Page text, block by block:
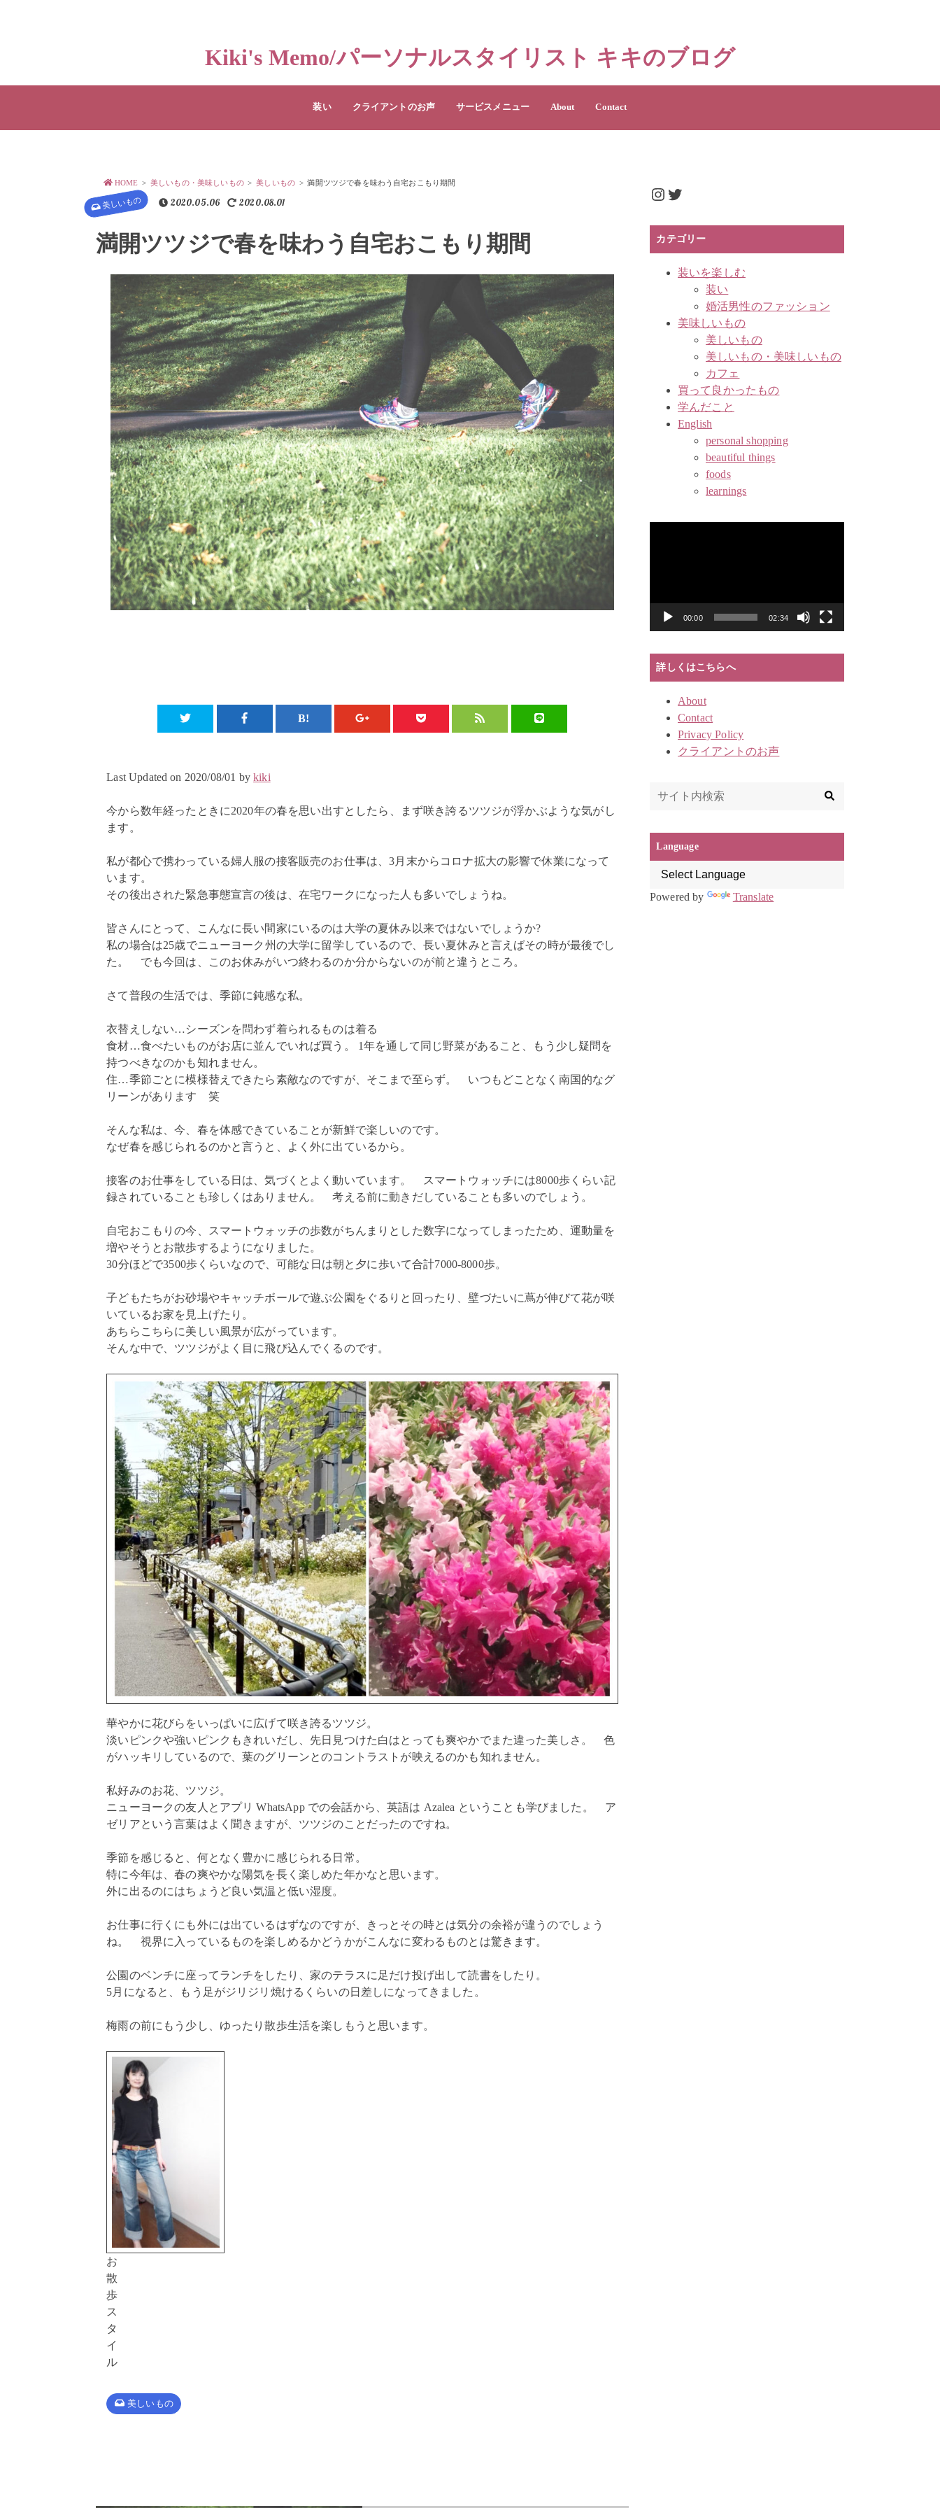
Kiki's Memo/パーソナルスタイリスト キキのブログ
装い クライアントのお声 サービスメニュー About Contact
HOME 美しいもの・美味しいもの 美しいもの 満開ツツジで春を味わう自宅おこもり期間
美しいもの 2020.05.06 2020.08.01
満開ツツジで春を味わう自宅おこもり期間
Last Updated on 2020/08/01 bykiki
今から数年経ったときに2020年の春を思い出すとしたら、まず咲き誇るツツジが浮かぶような気がし
ます。
私が都心で携わっている婦人服の接客販売のお仕事は、3月末からコロナ拡大の影響で休業になって
います。
その後出された緊急事態宣言の後は、在宅ワークになった人も多いでしょうね。
皆さんにとって、こんなに長い間家にいるのは大学の夏休み以来ではないでしょうか?
私の場合は25歳でニューヨーク州の大学に留学しているので、長い夏休みと言えばその時が最後でし
た。 でも今回は、このお休みがいつ終わるのか分からないのが前と違うところ。
さて普段の生活では、季節に鈍感な私。
衣替えしない…シーズンを問わず着られるものは着る
食材…食べたいものがお店に並んでいれば買う。 1年を通して同じ野菜があること、もう少し疑問を
持つべきなのかも知れません。
住…季節ごとに模様替えできたら素敵なのですが、そこまで至らず。 いつもどことなく南国的なグ
リーンがあります 笑
そんな私は、今、春を体感できていることが新鮮で楽しいのです。
なぜ春を感じられるのかと言うと、よく外に出ているから。
接客のお仕事をしている日は、気づくとよく動いています。 スマートウォッチには8000歩くらい記
録されていることも珍しくはありません。 考える前に動きだしていることも多いのでしょう。
自宅おこもりの今、スマートウォッチの歩数がちんまりとした数字になってしまったため、運動量を
増やそうとお散歩するようになりました。
30分ほどで3500歩くらいなので、可能な日は朝と夕に歩いて合計7000-8000歩。
子どもたちがお砂場やキャッチボールで遊ぶ公園をぐるりと回ったり、壁づたいに蔦が伸びて花が咲
いているお家を見上げたり。
あちらこちらに美しい風景が広がっています。
そんな中で、ツツジがよく目に飛び込んでくるのです。
華やかに花びらをいっぱいに広げて咲き誇るツツジ。
淡いピンクや強いピンクもきれいだし、先日見つけた白はとっても爽やかでまた違った美しさ。 色
がハッキリしているので、葉のグリーンとのコントラストが映えるのかも知れません。
私好みのお花、ツツジ。
ニューヨークの友人とアプリ WhatsApp での会話から、英語は Azalea ということも学びました。 ア
ゼリアという言葉はよく聞きますが、ツツジのことだったのですね。
季節を感じると、何となく豊かに感じられる日常。
特に今年は、春の爽やかな陽気を長く楽しめた年かなと思います。
外に出るのにはちょうど良い気温と低い湿度。
お仕事に行くにも外には出ているはずなのですが、きっとその時とは気分の余裕が違うのでしょう
ね。 視界に入っているものを楽しめるかどうかがこんなに変わるものとは驚きます。
公園のベンチに座ってランチをしたり、家のテラスに足だけ投げ出して読書をしたり。
5月になると、もう足がジリジリ焼けるくらいの日差しになってきました。
梅雨の前にもう少し、ゆったり散歩生活を楽しもうと思います。
お
散
歩
ス
タ
イ
ル
美しいもの
Instagram
Twitter
カテゴリー
装いを楽しむ
装い
婚活男性のファッション
美味しいもの
美しいもの
美しいもの・美味しいもの
カフェ
買って良かったもの
学んだこと
English
personal shopping
beautiful things
foods
learnings
ー
00:00 02:34
詳しくはこちらへ
About
Contact
Privacy Policy
クライアントのお声
Language
Powered by Translate